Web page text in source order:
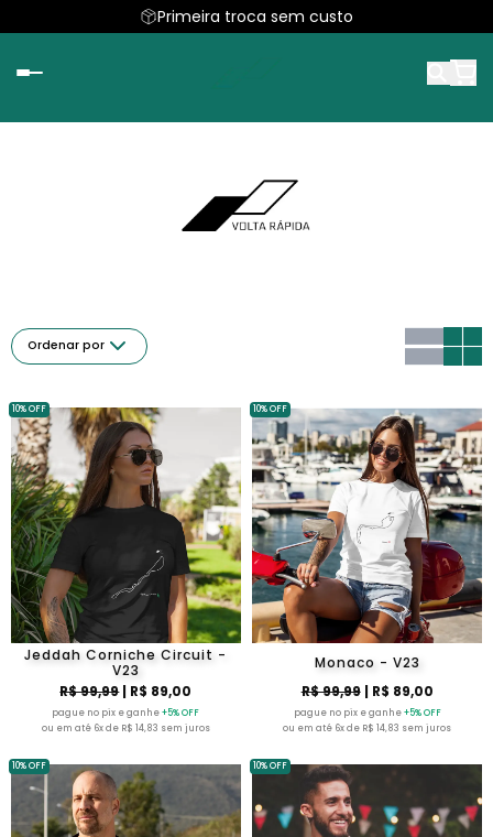
Primeira troca sem custo
Ordenar por
Jeddah Corniche Circuit -
V23
R$ 99,99| R$ 89,00
pague no pix e ganhe+5% OFF
ou em até 6x de R$ 14,83 sem juros
10% OFF
Monaco - V23
R$ 99,99| R$ 89,00
pague no pix e ganhe+5% OFF
ou em até 6x de R$ 14,83 sem juros
10% OFF
10% OFF 10% OFF